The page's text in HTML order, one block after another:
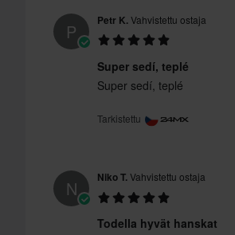
P Petr K.Vahvistettu ostaja
Super sedí, teplé
Super sedí, teplé
Tarkistettu
N Niko T.Vahvistettu ostaja
Todella hyvät hanskat